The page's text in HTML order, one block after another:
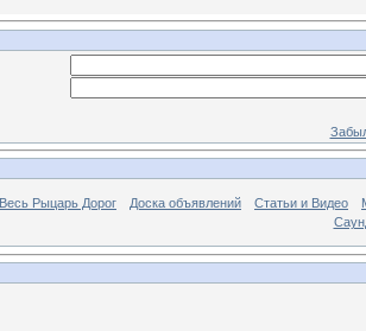
Весь Рыцарь Дорог Доска объявлений Статьи и Видео